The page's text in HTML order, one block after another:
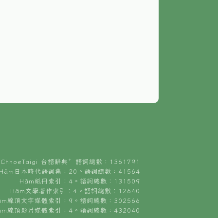
ChhoeTaigi 台語辭典⁺ 語詞總數：1361791
日本時代語詞集：20。語詞總數：41564
Hâm紙冊索引：4。語詞總數：131509
Hâm文學著作索引：4。語詞總數：12640
線頂文字媒體索引：9。語詞總數：302566
線頂影片媒體索引：4。語詞總數：432040